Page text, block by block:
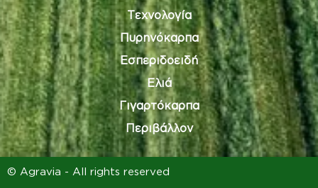
Τεχνολογία
Πυρηνόκαρπα
Εσπεριδοειδή
Ελιά
Γιγαρτόκαρπα
Περιβάλλον
© Agravia - All rights reserved